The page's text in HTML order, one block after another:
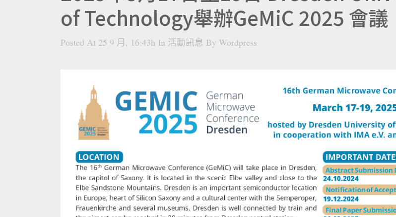
of Technology舉辦GeMiC 2025 會議
Posted At 25 9 月, 16:43h In 活動訊息 By Wordpress